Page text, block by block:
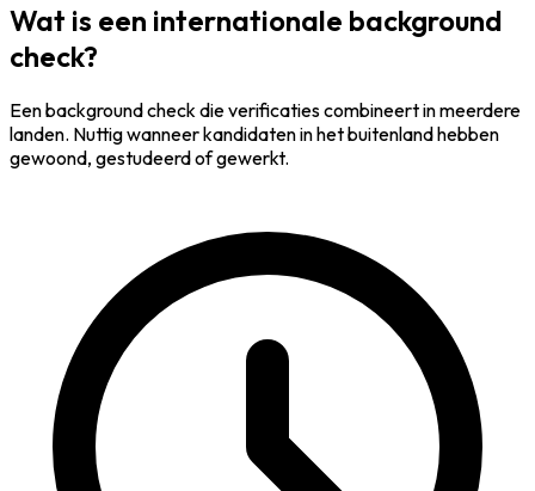
Wat is een internationale background
check?
Een background check die verificaties combineert in meerdere
landen. Nuttig wanneer kandidaten in het buitenland hebben
gewoond, gestudeerd of gewerkt.